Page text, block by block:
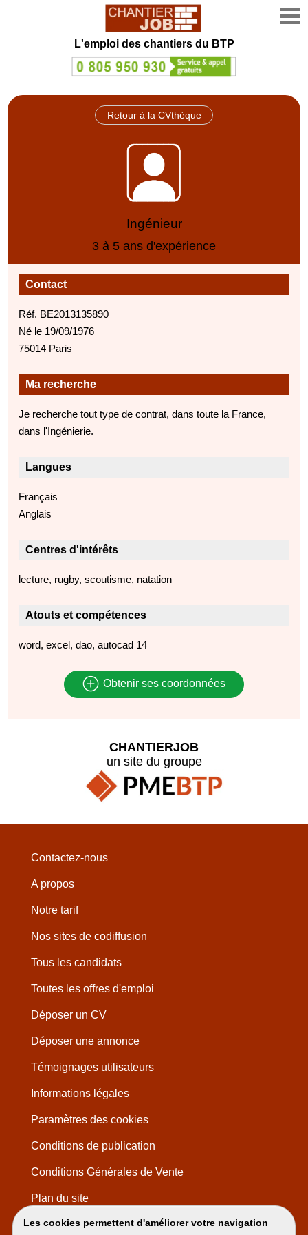
L'emploi des chantiers du BTP
Retour à la CVthèque
Ingénieur
3 à 5 ans d'expérience
Contact
Réf. BE2013135890
Né le 19/09/1976
75014 Paris
Ma recherche
Je recherche tout type de contrat, dans toute la France,
dans l'Ingénierie.
Langues
Français
Anglais
Centres d'intérêts
lecture, rugby, scoutisme, natation
Atouts et compétences
word, excel, dao, autocad 14
Obtenir ses coordonnées
Les cookies permettent d'améliorer votre navigation
CHANTIERJOB
un site du groupe
Contactez-nous
A propos
Notre tarif
Nos sites de codiffusion
Tous les candidats
Toutes les offres d'emploi
Déposer un CV
Déposer une annonce
Témoignages utilisateurs
Informations légales
Paramètres des cookies
Conditions de publication
Conditions Générales de Vente
Plan du site